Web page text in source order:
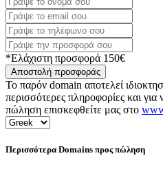
*Ελάχιστη προσφορά 150€
Αποστολή προσφοράς
Το παρόν domain αποτελεί
περισσότερες πληροφορίες και
πώληση επισκεφθείτε μας στο
Περισσότερα Domains προς πώληση